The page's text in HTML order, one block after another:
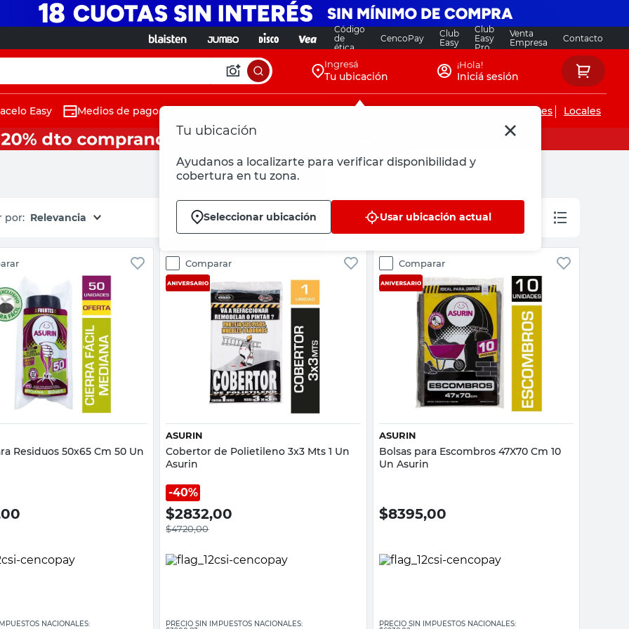
Código
de
ética
CencoPay
Club
Easy
Club
Easy
Pro
Venta
Empresa
Contacto
Ingresá
Tu ubicación
Tu ubicación
Ayudanos a localizarte para verificar disponibilidad y
cobertura en tu zona.
Seleccionar ubicación Usar ubicación actual
¡Hola!
Iniciá sesión
Easy Medios de pago Servicios de instalaciones Locales
Relevancia
Vista rápida
Residuos 50x65 Cm 50 Un
NACIONALES:
Comparar
Vista rápida
ASURIN
Cobertor de Polietileno 3x3 Mts 1 Un
Asurin
40%
$2832,00
$4720,00
PRECIO SIN IMPUESTOS NACIONALES:
Comparar
Vista rápida
ASURIN
Bolsas para Escombros 47X70 Cm 10
Un Asurin
$8395,00
PRECIO SIN IMPUESTOS NACIONALES: